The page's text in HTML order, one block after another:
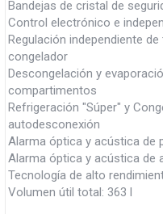
Bandejas de cristal de
Control electrónico e
Regulación independiente
congelador
Descongelación y
compartimentos
Refrigeración "Súper" y
autodesconexión
Alarma óptica y acústica de
Alarma óptica y acústica de
Tecnología de alto
Volumen útil total: 363 l